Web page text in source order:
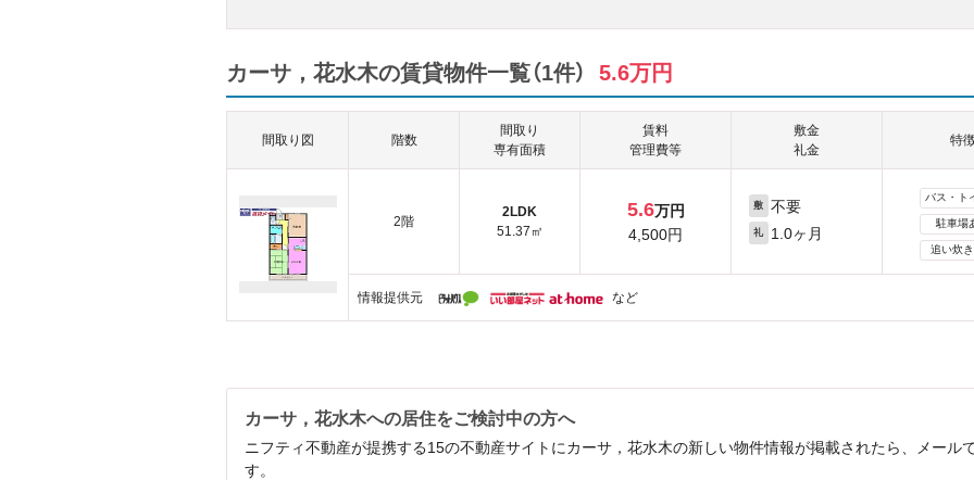
カーサ，花水木の賃貸物件一覧（1件） 5.6万円
間取り図 階数
間取り
専有面積
賃料
管理費等
敷金
礼金
特
2階
2LDK
51.37㎡
5.6万円
4,500円
敷 不要
礼 1.0ヶ月
バス・ト
駐車場
追い炊
情報提供元 など
カーサ，花水木への居住をご検討中の方へ
ニフティ不動産が提携する15の不動産サイトにカーサ，花水木の新しい物件情報が掲載されたら、メール
す。